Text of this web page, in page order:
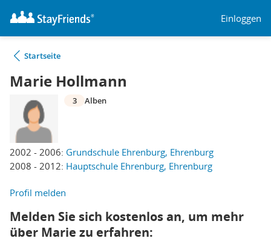
Einloggen
Startseite
Marie Hollmann
2002 - 2006: Grundschule Ehrenburg, Ehrenburg
2008 - 2012: Hauptschule Ehrenburg, Ehrenburg
3 Alben
Profil melden
Melden Sie sich kostenlos an, um mehr
über Marie zu erfahren: